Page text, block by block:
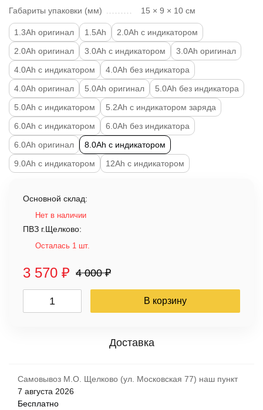
Габариты упаковки (мм)
15 × 9 × 10 см
1.3Ah оригинал 1.5Ah
2.0Ah с индикатором
2.0Ah оригинал
3.0Ah с индикатором
3.0Ah оригинал
4.0Ah с индикатором
4.0Ah без индикатора
4.0Ah оригинал
5.0Ah оригинал
5.0Ah без индикатора
5.0Ah с индикатором
5.2Ah с индикатором заряда
6.0Ah с индикатором
6.0Ah без индикатора
6.0Ah оригинал
8.0Ah с индикатором
9.0Ah с индикатором
12Ah с индикатором
Основной склад:
Нет в наличии
ПВЗ г.Щелково:
Осталась 1 шт.
3 570 ₽ 4 000₽
В корзину
Самовывоз М.О. Щелково (ул. Московская 77) наш пункт
7 августа 2026
Бесплатно